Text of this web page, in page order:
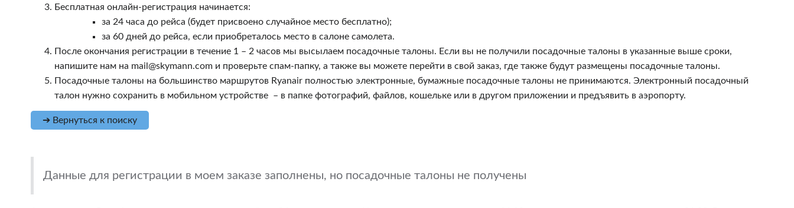
Бесплатная онлайн-регистрация начинается:
за 24 часа до рейса (будет присвоено случайное место бесплатно);
за 60 дней до рейса, если приобреталось место в салоне самолета.
После окончания регистрации в течение 1 – 2 часов мы высылаем посадочные талоны. Если вы не получили посадочные талоны в указанные выше сроки,
напишите нам на mail@skymann.com и проверьте спам-папку, а также вы можете перейти в свой заказ, где также будут размещены посадочные талоны.
Посадочные талоны на большинство маршрутов Ryanair полностью электронные, бумажные посадочные талоны не принимаются. Электронный посадочный
талон нужно сохранить в мобильном устройстве – в папке фотографий, файлов, кошельке или в другом приложении и предъявить в аэропорту.
➔ Вернуться к поиску
Данные для регистрации в моем заказе заполнены, но посадочные талоны не получены